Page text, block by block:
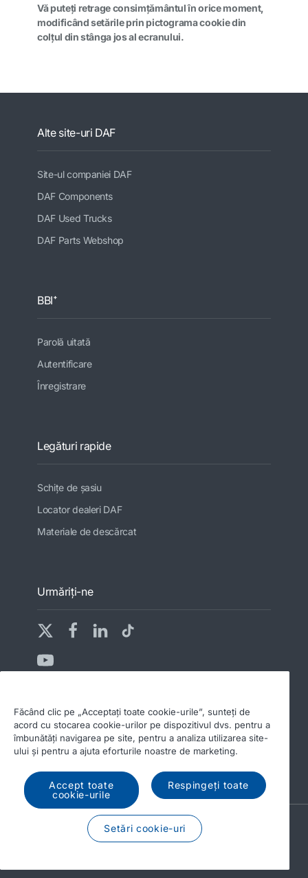
Vă puteți retrage consimțământul în orice moment,
modificând setările prin pictograma cookie din
colțul din stânga jos al ecranului.
Alte site-uri DAF
Site-ul companiei DAF
DAF Components
DAF Used Trucks
DAF Parts Webshop
BBI⁺
Parolă uitată
Autentificare
Înregistrare
Legături rapide
Schiţe de şasiu
Locator dealeri DAF
Materiale de descărcat
Urmăriţi-ne
© 2026 DAF
Aviz juridic
Declaraţie de confidenţialitate
Condiţii generale
DAF şi modulele cookie
Code of Conduct
A PACCAR COMPANY
DRIVEN BY QUALITY
Făcând clic pe „Acceptați toate cookie-urile”, sunteți de
acord cu stocarea cookie-urilor pe dispozitivul dvs. pentru a
îmbunătăți navigarea pe site, pentru a analiza utilizarea site-
ului și pentru a ajuta eforturile noastre de marketing.
Accept toate
cookie-urile
Respingeți toate
Setări cookie-uri